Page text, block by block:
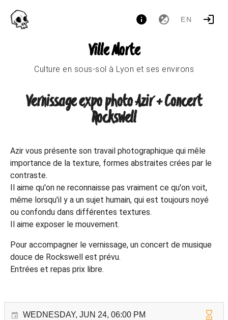
EN
Ville Morte
Culture en sous-sol à Lyon et ses environs
Vernissage expo photo Azir + Concert
Rockswell
Azir vous présente son travail photographique qui mêle
importance de la texture, formes abstraites crées par le
contraste.
Il aime qu'on ne reconnaisse pas vraiment ce qu'on voit,
même lorsqu'il y a un sujet humain, qui est toujours noyé
ou confondu dans différentes textures.
Il aime exposer le mouvement.
Pour accompagner le vernissage, un concert de musique
douce de Rockswell est prévu.
Entrées et repas prix libre.
WEDNESDAY, JUN 24, 06:00 PM